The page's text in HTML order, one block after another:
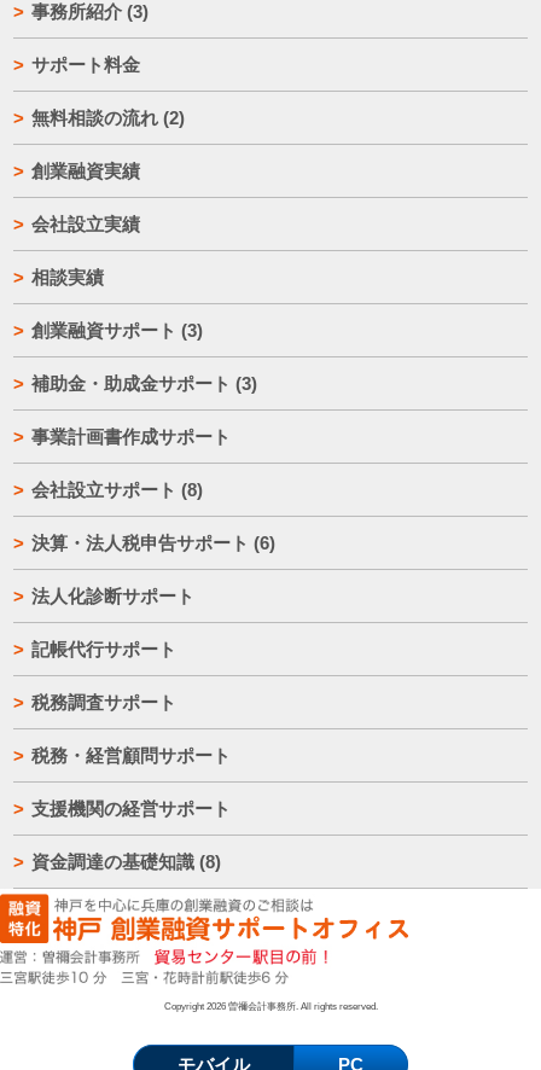
事務所紹介 (3)
サポート料金
無料相談の流れ (2)
創業融資実績
会社設立実績
相談実績
創業融資サポート (3)
補助金・助成金サポート (3)
事業計画書作成サポート
会社設立サポート (8)
決算・法人税申告サポート (6)
法人化診断サポート
記帳代行サポート
税務調査サポート
税務・経営顧問サポート
支援機関の経営サポート
資金調達の基礎知識 (8)
Copyright 2026 曽禰会計事務所. All rights reserved.
モバイル PC